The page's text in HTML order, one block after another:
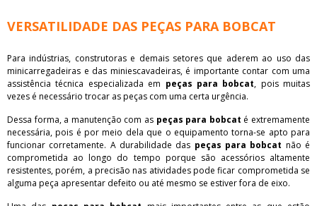
VERSATILIDADE DAS PEÇAS PARA BOBCAT
Para indústrias, construtoras e demais setores que aderem ao uso das
minicarregadeiras e das miniescavadeiras, é importante contar com uma
assistência técnica especializada em peças para bobcat, pois muitas
vezes é necessário trocar as peças com uma certa urgência.
Dessa forma, a manutenção com as peças para bobcat é extremamente
necessária, pois é por meio dela que o equipamento torna-se apto para
funcionar corretamente. A durabilidade das peças para bobcat não é
comprometida ao longo do tempo porque são acessórios altamente
resistentes, porém, a precisão nas atividades pode ficar comprometida se
alguma peça apresentar defeito ou até mesmo se estiver fora de eixo.